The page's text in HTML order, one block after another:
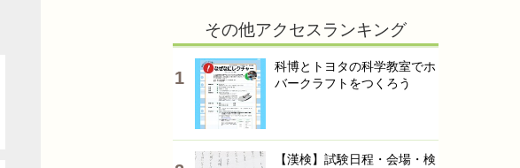
その他アクセスランキング
科博とトヨタの科学教室でホ
バークラフトをつくろう
【漢検】試験日程・会場・検